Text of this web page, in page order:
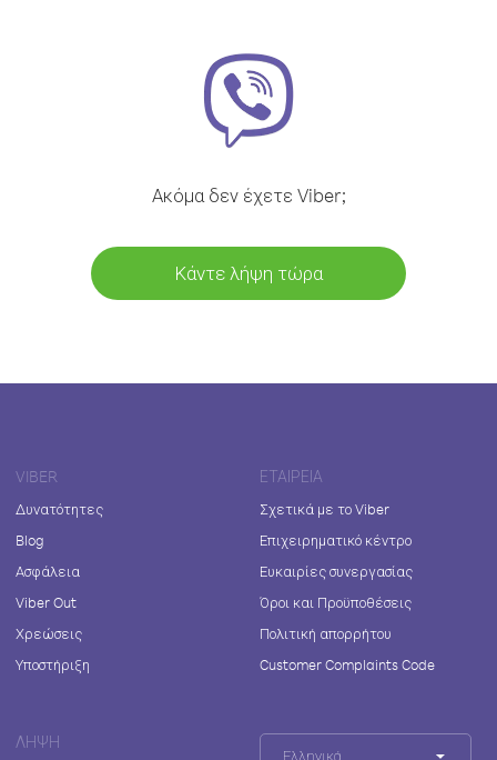
Ακόμα δεν έχετε Viber;
Κάντε λήψη τώρα
VIBER
Δυνατότητες
Blog
Ασφάλεια
Viber Out
Χρεώσεις
Υποστήριξη
ΕΤΑΙΡΕΊΑ
Σχετικά με το Viber
Επιχειρηματικό κέντρο
Ευκαιρίες συνεργασίας
Όροι και Προϋποθέσεις
Πολιτική απορρήτου
Customer Complaints Code
ΛΉΨΗ
Ελληνικά